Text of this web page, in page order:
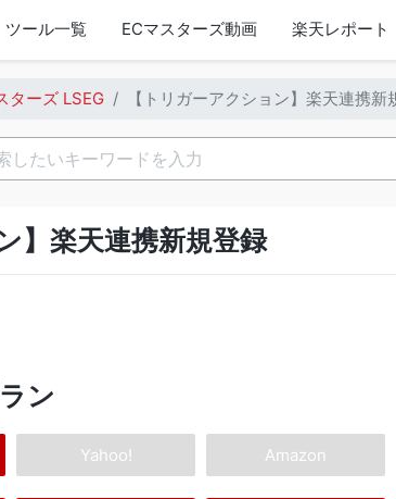
ツール一覧 ECマスターズ動画 楽天レポート
ターズ LSEG 【トリガーアクション】楽天連携新
】楽天連携新規登録
ン
Yahoo! Amazon